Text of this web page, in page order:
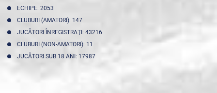
ECHIPE: 2053
CLUBURI (AMATORI): 147
JUCĂTORI ÎNREGISTRAŢI: 43216
CLUBURI (NON-AMATORI): 11
JUCĂTORI SUB 18 ANI: 17987